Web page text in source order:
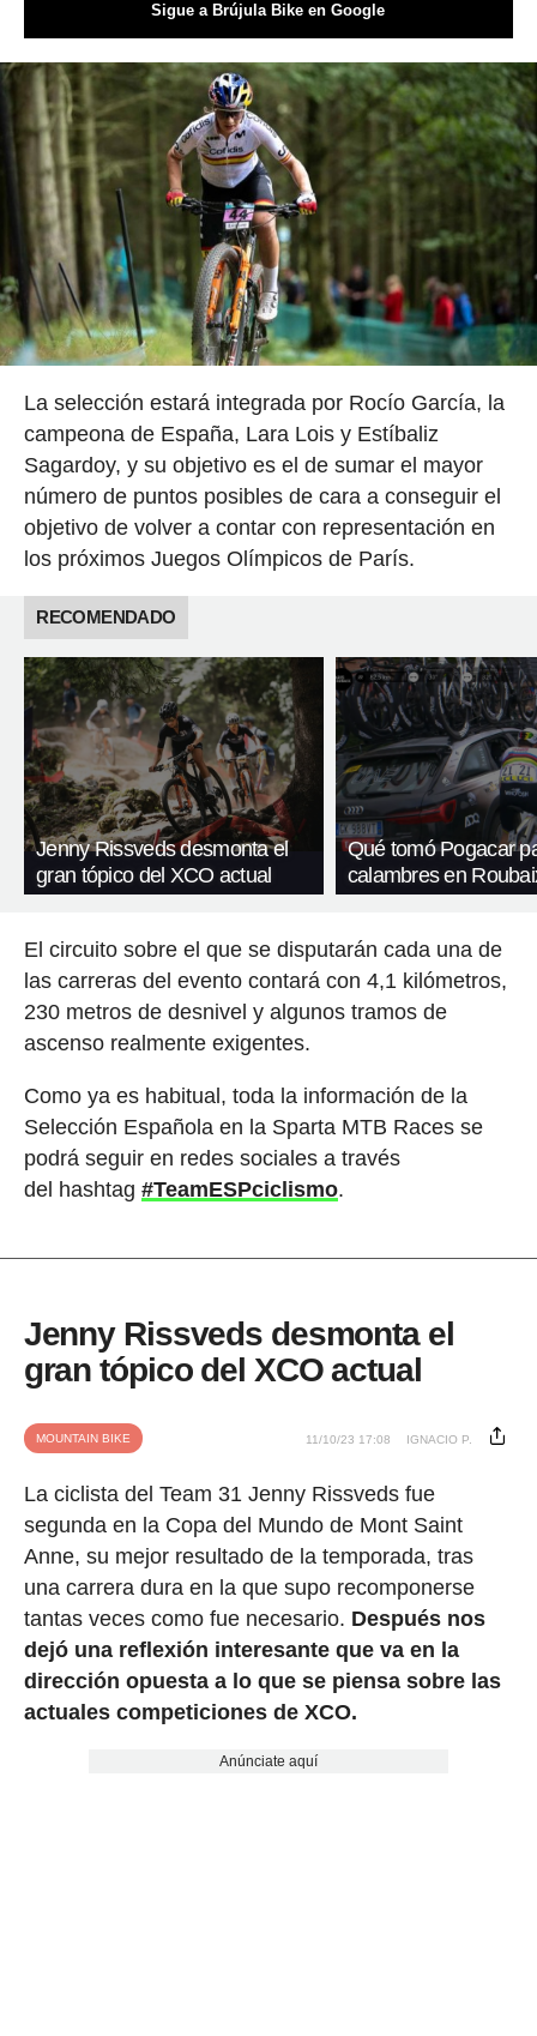
Sigue a Brújula Bike en Google
La selección estará integrada por Rocío García, la
campeona de España, Lara Lois y Estíbaliz
Sagardoy, y su objetivo es el de sumar el mayor
número de puntos posibles de cara a conseguir el
objetivo de volver a contar con representación en
los próximos Juegos Olímpicos de París.
RECOMENDADO
Jenny Rissveds desmonta el
gran tópico del XCO actual
Qué tomó Pogacar
calambres en
El circuito sobre el que se disputarán cada una de
las carreras del evento contará con 4,1 kilómetros,
230 metros de desnivel y algunos tramos de
ascenso realmente exigentes.
Como ya es habitual, toda la información de la
Selección Española en la Sparta MTB Races se
podrá seguir en redes sociales a través
del hashtag #TeamESPciclismo.
Jenny Rissveds desmonta el
gran tópico del XCO actual
MOUNTAIN BIKE 11/10/23 17:08 IGNACIO P.
La ciclista del Team 31 Jenny Rissveds fue
segunda en la Copa del Mundo de Mont Saint
Anne, su mejor resultado de la temporada, tras
una carrera dura en la que supo recomponerse
tantas veces como fue necesario. Después nos
dejó una reflexión interesante que va en la
dirección opuesta a lo que se piensa sobre las
actuales competiciones de XCO.
Anúnciate aquí